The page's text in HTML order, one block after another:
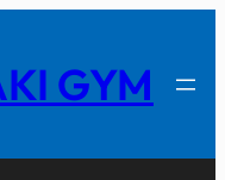
GYM